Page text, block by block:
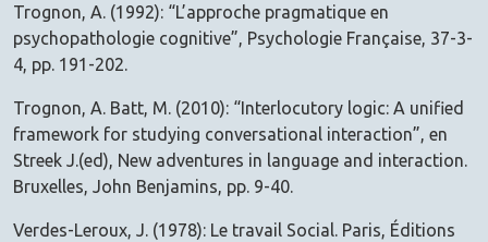
Trognon, A. (1992): “L’approche pragmatique en
psychopathologie cognitive”, Psychologie Française, 37-3-
4, pp. 191-202.
Trognon, A. Batt, M. (2010): “Interlocutory logic: A unified
framework for studying conversational interaction”, en
Streek J.(ed), New adventures in language and interaction.
Bruxelles, John Benjamins, pp. 9-40.
Verdes-Leroux, J. (1978): Le travail Social. Paris, Éditions